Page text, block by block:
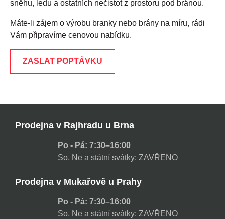
sněhu, ledu a ostatních nečistot z prostoru pod bránou.
Máte-li zájem o výrobu branky nebo brány na míru, rádi
Vám připravíme cenovou nabídku.
ZASLAT POPTÁVKU
Prodejna v Rajhradu u Brna
Po - Pá: 7:30–16:00
So, Ne a státní svátky: ZAVŘENO
Prodejna v Mukařově u Prahy
Po - Pá: 7:30–16:00
So, Ne a státní svátky: ZAVŘENO